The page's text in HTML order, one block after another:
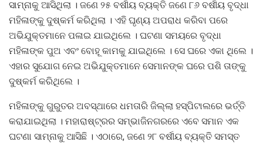
ସାମ୍ନାକୁ ଆସିଥିଲା । ଜଣେ ୨୫ ବର୍ଷୀୟ ବ୍ୟକ୍ତି ଜଣେ ୮୬ ବର୍ଷୀୟ ବୃଦ୍ଧା
ମହିଳାଙ୍କୁ ଦୁଷ୍କର୍ମ କରିଥିଲା । ଏହି ଘୃଣ୍ୟ ଅପରାଧ କରିବା ପରେ
ଅଭିଯୁକ୍ତମାନେ ପଳାଇ ଯାଇଥିଲେ । ଘଟଣା ସମୟରେ ବୃଦ୍ଧା
ମହିଳାଙ୍କ ପୁଅ ଏବଂ ବୋହୂ କାମକୁ ଯାଇଥିଲେ । ସେ ଘରେ ଏକା ଥିଲେ ।
ଏହାର ସୁଯୋଗ ନେଇ ଅଭିଯୁକ୍ତମାନେ ସେମାନଙ୍କ ଘରେ ପଶି ତାଙ୍କୁ
ଦୁଷ୍କର୍ମ କରିଥିଲେ ।
ମହିଳାଙ୍କୁ ଗୁରୁତର ଅବସ୍ଥାରେ ଧମତାରି ଜିଲ୍ଲା ହସ୍ପିଟାଲରେ ଭର୍ତ୍ତି
କରାଯାଇଥିଲା । ମହାରାଷ୍ଟ୍ରର ସମ୍ଭାଜିନଗରରେ ଏବେ ସମାନ ଏକ
ଘଟଣା ସାମ୍ନାକୁ ଆସିଛି । ଏଠାରେ, ଜଣେ ୨୮ ବର୍ଷୀୟ ବ୍ୟକ୍ତି ସମସ୍ତ